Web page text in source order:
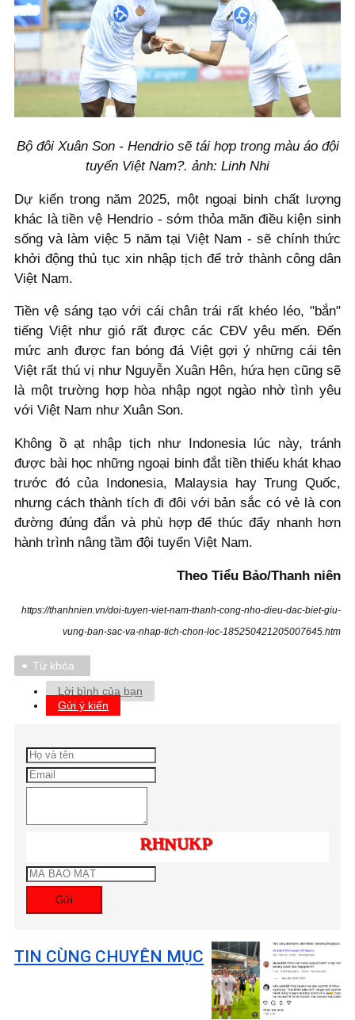
Bộ đôi Xuân Son - Hendrio sẽ tái hợp trong màu áo đội
tuyển Việt Nam?. ảnh: Linh Nhi
Dự kiến trong năm 2025, một ngoại binh chất lượng
khác là tiền vệ Hendrio - sớm thỏa mãn điều kiện sinh
sống và làm việc 5 năm tại Việt Nam - sẽ chính thức
khởi động thủ tục xin nhập tịch để trở thành công dân
Việt Nam.
Tiền vệ sáng tạo với cái chân trái rất khéo léo, "bắn"
tiếng Việt như gió rất được các CĐV yêu mến. Đến
mức anh được fan bóng đá Việt gợi ý những cái tên
Việt rất thú vị như Nguyễn Xuân Hên, hứa hẹn cũng sẽ
là một trường hợp hòa nhập ngọt ngào nhờ tình yêu
với Việt Nam như Xuân Son.
Không ồ ạt nhập tịch như Indonesia lúc này, tránh
được bài học những ngoại binh đắt tiền thiếu khát khao
trước đó của Indonesia, Malaysia hay Trung Quốc,
nhưng cách thành tích đi đôi với bản sắc có vẻ là con
đường đúng đắn và phù hợp để thúc đẩy nhanh hơn
hành trình nâng tầm đội tuyển Việt Nam.
Theo Tiểu Bảo/Thanh niên
https://thanhnien.vn/doi-tuyen-viet-nam-thanh-cong-nho-dieu-dac-biet-giu-
vung-ban-sac-va-nhap-tich-chon-loc-185250421205007645.htm
Từ khóa
Lời bình của bạn
Gửi ý kiến
Gửi
TIN CÙNG CHUYÊN MỤC